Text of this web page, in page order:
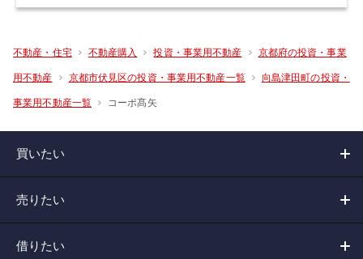
不動産・住宅 不動産購入 投資・事業用不動産 京都府の投資・事業
用不動産 京都市伏見区の投資・事業用不動産一覧 向島津田町の投資・
事業用不動産一覧 コーポ髙矢
買いたい
売りたい
借りたい